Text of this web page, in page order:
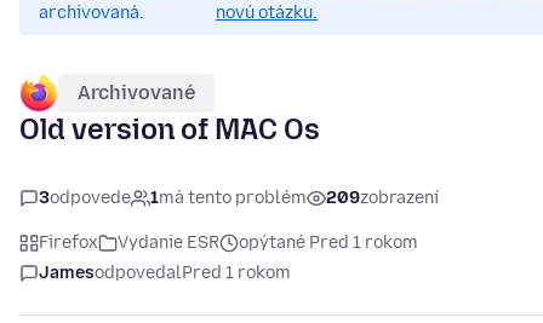
archivovaná.
novú otázku.
Archivované
Old version of MAC Os
3odpovede 1má tento problém 209zobrazení
Firefox Vydanie ESR
opýtané Pred 1 rokom
JamesodpovedalPred 1 rokom